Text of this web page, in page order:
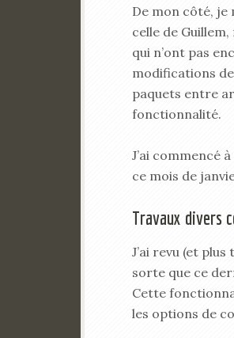
De mon côté,
celle de
qui n’ont pas
modifications
paquets entre
fonctionnalité.
J’ai commencé
ce mois de
Travaux divers
J’ai revu (et
sorte que ce
Cette
les options de